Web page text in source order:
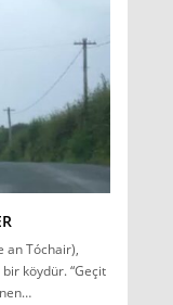
an Tóchair),
köydür. “Geçit